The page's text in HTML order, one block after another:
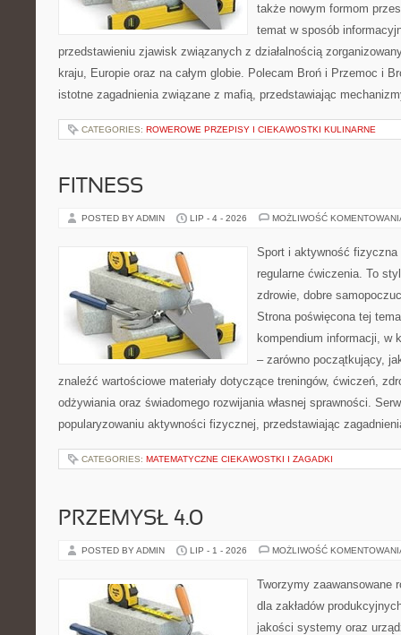
także nowym formom
temat w sposób
przedstawieniu zjawisk związanych z działalnością
kraju, Europie oraz na całym globie. Polecam Broń i Przemoc i
istotne zagadnienia związane z mafią, przedstawiając
CATEGORIES: ROWEROWE PRZEPISY I CIEKAWOSTKI KULINARNE
FITNESS
POSTED BY ADMIN LIP - 4 - 2026 MOŻLIWOŚĆ
Sport i aktywność
regularne ćwiczenia. To
zdrowie, dobre
Strona poświęcona tej
kompendium informacji, w
– zarówno początkujący,
znaleźć wartościowe materiały dotyczące treningów, ćwiczeń,
odżywiania oraz świadomego rozwijania własnej sprawności.
popularyzowaniu aktywności fizycznej, przedstawiając
CATEGORIES: MATEMATYCZNE CIEKAWOSTKI I ZAGADKI
PRZEMYSŁ 4.0
POSTED BY ADMIN LIP - 1 - 2026 MOŻLIWOŚĆ
Tworzymy zaawansowane
dla zakładów
jakości systemy oraz